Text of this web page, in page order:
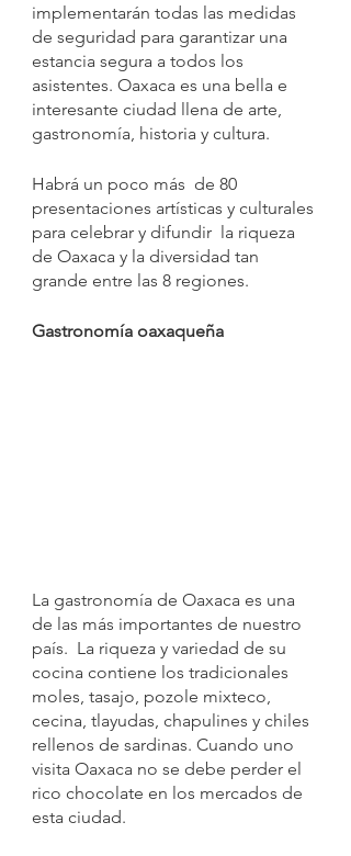
implementarán todas las medidas
de seguridad para garantizar una
estancia segura a todos los
asistentes. Oaxaca es una bella e
interesante ciudad llena de arte,
gastronomía, historia y cultura.
Habrá un poco más  de 80
presentaciones artísticas y culturales
para celebrar y difundir  la riqueza
de Oaxaca y la diversidad tan
grande entre las 8 regiones.
Gastronomía oaxaqueña
La gastronomía de Oaxaca es una
de las más importantes de nuestro
país.  La riqueza y variedad de su
cocina contiene los tradicionales
moles, tasajo, pozole mixteco,
cecina, tlayudas, chapulines y chiles
rellenos de sardinas. Cuando uno
visita Oaxaca no se debe perder el
rico chocolate en los mercados de
esta ciudad.